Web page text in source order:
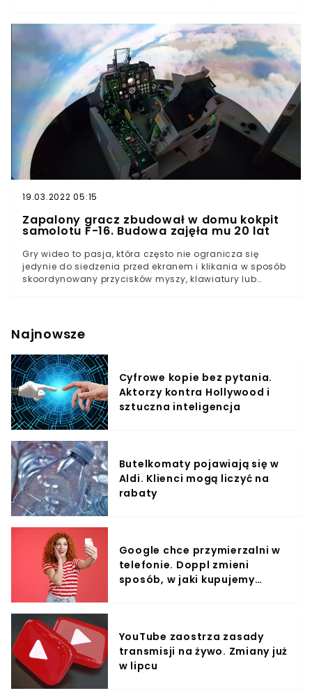
lotniczych.Londyn City AirportPort lotniczy Londyn-City
to otwarte w drugiej połowie lat 80. ubiegłego wieku
lotnisko, położone w dzielnicy Royal Docks, w pobliżu
północnego brzegu rzeki Tamizy. W ostatnich latach
przed pandemią jego roczna przepustowość sięgała
4,5-5 milionów pasażerów. Obecnie lotnisko jest jeszcze
niemal całkowicie uśpione, jednak od 17 maja
bieżącego roku restrykcje dotyczące ruchu lotniczego w
Wielkiej Brytanii zostaną rozluźnione i samoloty powrócą
na pasy startowe. A wraz z nimi London City Airport
będzie mogło poszczycić się zdobytą palmą
pierwszeństwa w kategorii dużych portów lotniczych ze
zdalnie sterowaną, cyfrową wieżą kontroli lotów.
19.03.2022 05:15
Zapalony gracz zbudował w domu kokpit
samolotu F-16. Budowa zajęła mu 20 lat
Gry wideo to pasja, która często nie ogranicza się
jedynie do siedzenia przed ekranem i klikania w sposób
skoordynowany przycisków myszy, klawiatury lub
realistyczne stanowiska do gry w symulatory.Zbudował
kokpit F16Kurt Andersen należy do tych, którzy potrafią
zainwestować tysiące złotych i bardzo dużo czasu, by
przekuć swoją wizję w rzeczywistość. Duńczykowi zajęło
20 lat stworzenie stanowiska do gry w Falcon 4.0 -
zaawansowany symulator pilota myśliwca F-16,
wydanym w 1998 roku przez Hasbro Interactive.Kurt
Andersen rozpoczął budowę swojego profesjonalnego
kokpitu od joysticka Hotas firmy Thrustmaster,
doskonale znanej fanom symulatorów lotniczych.
Kontrolery Thrustmastera są drogie, jednak pozwalają
na naprawdę niesamowite doznania podczas gry
choćby w Microsoft Flight Simulator.
Najnowsze
Cyfrowe kopie bez pytania.
Aktorzy kontra Hollywood i
sztuczna inteligencja
Butelkomaty pojawiają się w
Aldi. Klienci mogą liczyć na
rabaty
Google chce przymierzalni w
telefonie. Doppl zmieni
sposób, w jaki kupujemy
YouTube zaostrza zasady
transmisji na żywo. Zmiany już
w lipcu